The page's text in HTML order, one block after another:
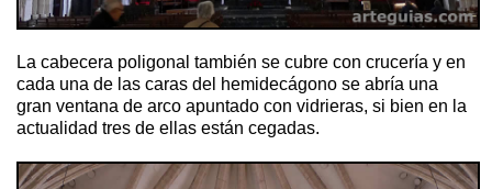
La cabecera poligonal también se cubre con crucería y en
cada una de las caras del hemidecágono se abría una
gran ventana de arco apuntado con vidrieras, si bien en la
actualidad tres de ellas están cegadas.